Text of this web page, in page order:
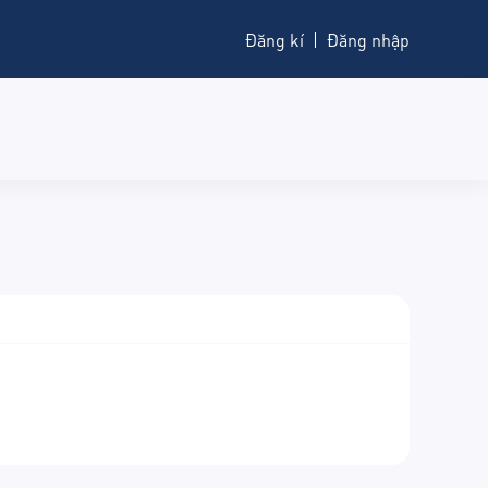
Đăng kí Đăng nhập